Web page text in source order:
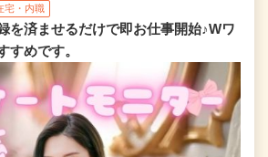
宅・内職
を済ませるだけで即お仕事開始♪Wワ
すめです。